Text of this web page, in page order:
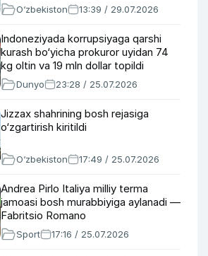
O‘zbekiston 13:39 / 29.07.2026
Indoneziyada korrupsiyaga qarshi
kurash bo‘yicha prokuror uyidan 74
kg oltin va 19 mln dollar topildi
Dunyo 23:28 / 25.07.2026
Jizzax shahrining bosh rejasiga
o‘zgartirish kiritildi
O‘zbekiston 17:49 / 25.07.2026
Andrea Pirlo Italiya milliy terma
jamoasi bosh murabbiyiga aylanadi —
Fabritsio Romano
Sport 17:16 / 25.07.2026